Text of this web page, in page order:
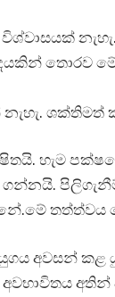
තොරව
ශක්තිමත්
හැම
තත්ත්වය
අවසන් කළ
අතින්